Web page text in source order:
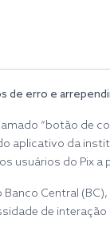
de erro e
“botão de
aplicativo da
usuários do Pix a
Central
de